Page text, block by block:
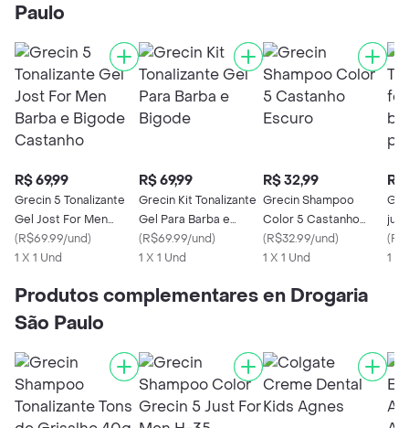
Paulo
R$ 69,99
Grecin 5 Tonalizante
Gel Jost For Men
Barba e Bigode
Castanho
(R$69.99/und)
1 X 1 Und
R$ 69,99
Grecin Kit Tonalizante
Gel Para Barba e
Bigode
(R$69.99/und)
1 X 1 Und
R$ 32,99
Grecin Shampoo
Color 5 Castanho
Escuro
(R$32.99/und)
1 X 1 Und
R$
(
1 X
Produtos complementares en Drogaria
São Paulo